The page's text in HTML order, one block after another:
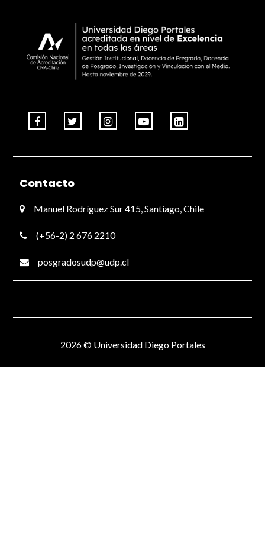
Contacto
Manuel Rodríguez Sur 415, Santiago, Chile
(+56-2) 2 676 2210
posgradosudp@udp.cl
2026 © Universidad Diego Portales